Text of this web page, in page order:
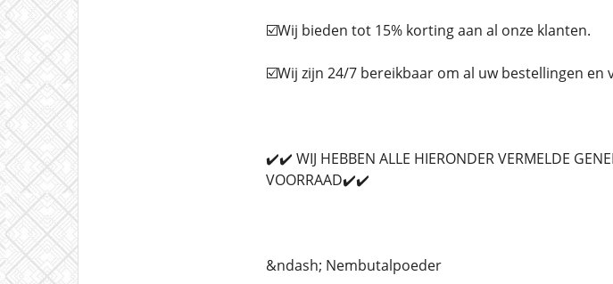
☑️Wij bieden tot 15% korting aan al onze klanten.
☑️Wij zijn 24/7 bereikbaar om al uw bestellingen en
✔️✔️ WIJ HEBBEN ALLE HIERONDER VERMELDE
VOORRAAD✔️✔️
&ndash; Nembutalpoeder